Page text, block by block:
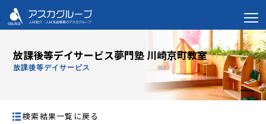
放課後等デイサービス夢門塾 川崎京町教室
放課後等デイサービス
検索結果一覧に戻る